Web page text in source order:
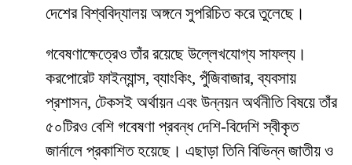
দেশের বিশ্ববিদ্যালয় অঙ্গনে সুপরিচিত করে তুলেছে।
গবেষণাক্ষেত্রেও তাঁর রয়েছে উল্লেখযোগ্য সাফল্য।
করপোরেট ফাইন্যান্স, ব্যাংকিং, পুঁজিবাজার, ব্যবসায়
প্রশাসন, টেকসই অর্থায়ন এবং উন্নয়ন অর্থনীতি বিষয়ে তাঁর
৫০টিরও বেশি গবেষণা প্রবন্ধ দেশি-বিদেশি স্বীকৃত
জার্নালে প্রকাশিত হয়েছে। এছাড়া তিনি বিভিন্ন জাতীয় ও